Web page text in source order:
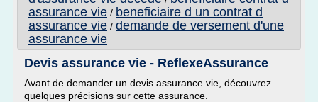
assurance vie / beneficiaire d un contrat d
assurance vie / demande de versement d'une
assurance vie
Devis assurance vie - ReflexeAssurance
Avant de demander un devis assurance vie, découvrez
quelques précisions sur cette assurance.